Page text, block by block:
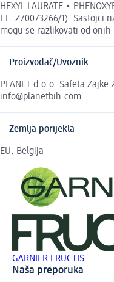
HEXYL LAURATE •
I.L. Z70073266/1). Sastojci
mogu se razlikovati od onih
Proizvođač/Uvoznik
PLANET d.o.o. Safeta Zajke
info@planetbih.com
Zemlja porijekla
EU, Belgija
GARNIER FRUCTIS
Naša preporuka